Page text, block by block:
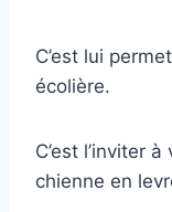
C’est lui
écolière.
C’est l’inviter
chienne en